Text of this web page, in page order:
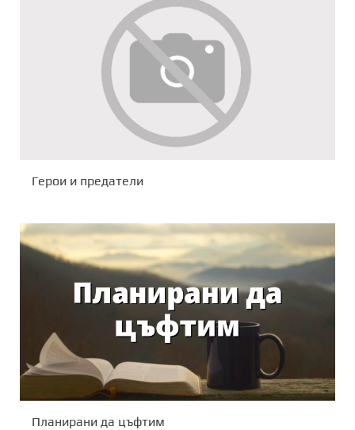
Герои и предатели
Планирани да цъфтим